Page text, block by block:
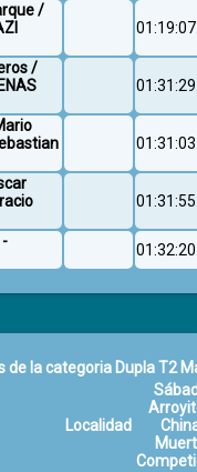
/
/
de la categoria Dupla T2
Localidad